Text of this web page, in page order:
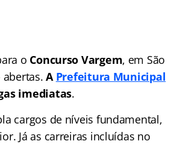
o Concurso Vargem, em São
abertas.A Prefeitura Municipal
imediatas.
cargos de níveis fundamental,
Já as carreiras incluídas no